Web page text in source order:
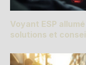
Voyant ESP
solutions et